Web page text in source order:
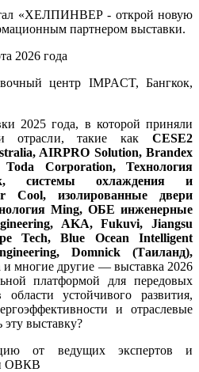
«ХЕЛПИНВЕР - открой новую
партнером выставки.
2026 года
центр IMPACT, Бангкок,
2025 года, в которой приняли
отрасли, такие как CESE2
AIRPRO Solution, Brandex
Corporation, Технология
системы охлаждения и
Cool, изолированные двери
Ming, ОБЕ инженерные
AKA, Fukuvi, Jiangsu
Tech, Blue Ocean Intelligent
Domnick (Таиланд),
и многие другие — выставка 2026
платформой для передовых
устойчивого развития,
и отраслевые
выставку?
от ведущих экспертов и
ОВКВ